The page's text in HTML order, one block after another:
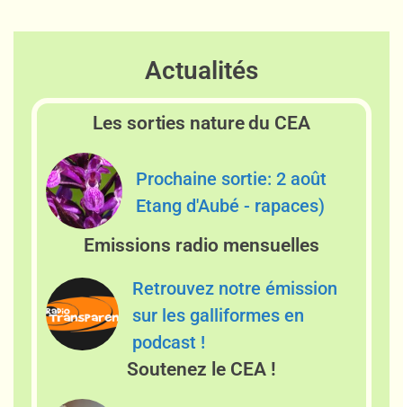
Actualités
Les sorties nature du CEA
Prochaine sortie: 2 août
Etang d'Aubé - rapaces)
Emissions radio mensuelles
Retrouvez notre émission
sur les galliformes en
podcast !
Soutenez le CEA !